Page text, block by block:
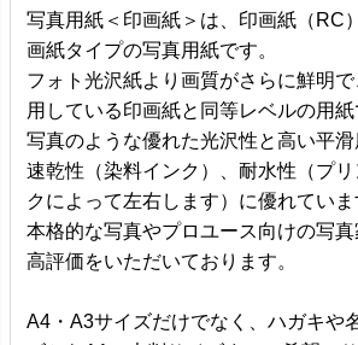
写真用紙＜印画紙＞は、印画紙（RC
画紙タイプの写真用紙です。
フォト光沢紙より画質がさらに鮮明
用している印画紙と同等レベルの用紙
写真のような優れた光沢性と高い平滑
速乾性（染料インク）、耐水性（プ
クによって左右します）に優れていま
本格的な写真やプロユース向けの写
高評価をいただいております。
A4・A3サイズだけでなく、ハガキや